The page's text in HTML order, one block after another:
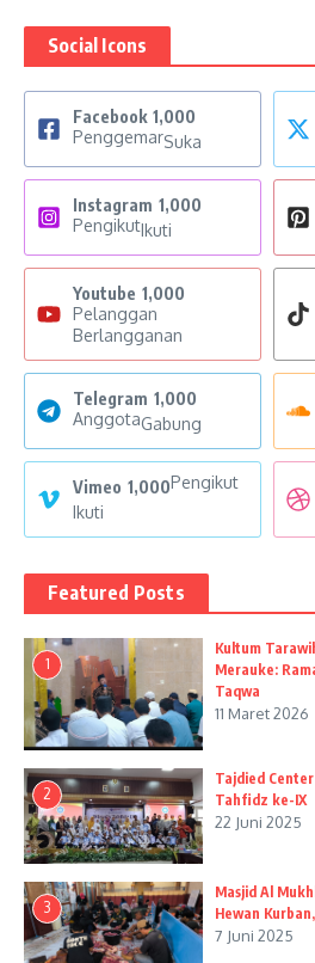
Social Icons
Facebook 1,000
PenggemarSuka
Instagram 1,000
PengikutIkuti
Youtube 1,000
Pelanggan
Berlangganan
Telegram 1,000
AnggotaGabung
Vimeo 1,000Pengikut
Ikuti
Featured Posts
1
Kultum
Merauke:
Taqwa
11 Maret 2026
2
Tajdied
Tahfidz ke-IX
22 Juni 2025
3
Masjid Al
Hewan
7 Juni 2025